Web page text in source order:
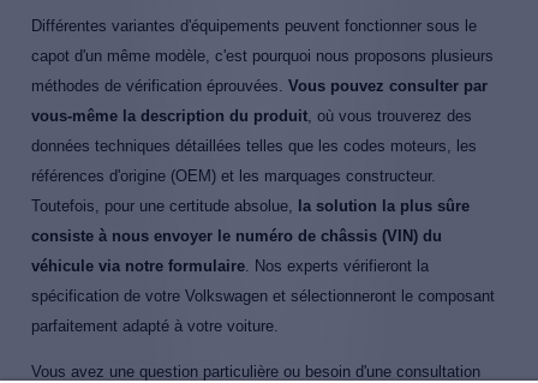
Différentes variantes d'équipements peuvent fonctionner sous le
capot d'un même modèle, c'est pourquoi nous proposons plusieurs
méthodes de vérification éprouvées. Vous pouvez consulter par
vous-même la description du produit, où vous trouverez des
données techniques détaillées telles que les codes moteurs, les
références d'origine (OEM) et les marquages constructeur.
Toutefois, pour une certitude absolue, la solution la plus sûre
consiste à nous envoyer le numéro de châssis (VIN) du
véhicule via notre formulaire. Nos experts vérifieront la
spécification de votre Volkswagen et sélectionneront le composant
parfaitement adapté à votre voiture.
Vous avez une question particulière ou besoin d'une consultation